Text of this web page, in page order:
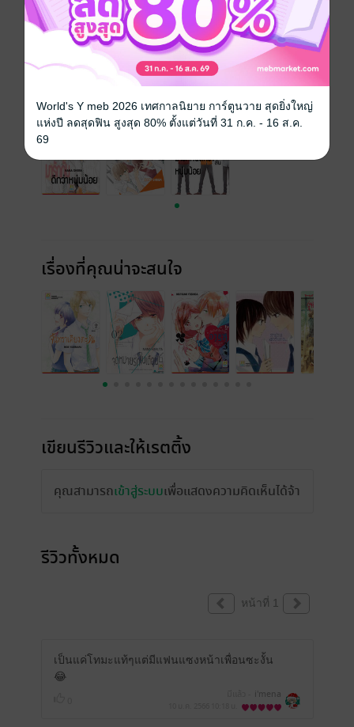
สั่งซื้อโดยตรงกับ สนพ.
เล่มอื่นๆ ในซีรีส์ ดูทั้งหมด
เรื่องที่คุณน่าจะสนใจ
เขียนรีวิวและให้เรตติ้ง
คุณสามารถเข้าสู่ระบบเพื่อแสดงความคิดเห็นได้จ้า
รีวิวทั้งหมด
หน้าที่ 1
เป็นแค่โทมะแท้ๆแต่มีแฟนแซงหน้าเพื่อนซะงั้น
😂
i'mena
World's Y meb 2026 เทศกาลนิยาย การ์ตูนวาย สุดยิ่งใหญ่
แห่งปี ลดสุดฟิน สูงสุด 80% ตั้งแต่วันที่ 31 ก.ค. - 16 ส.ค.
69